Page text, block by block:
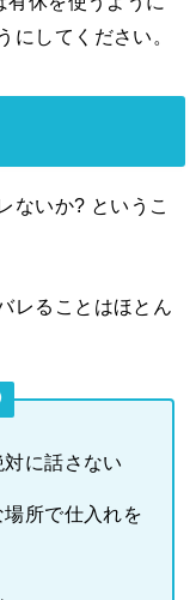
にしてください。
ないか? というこ
レることはほとん
に話さない
所で仕入れを